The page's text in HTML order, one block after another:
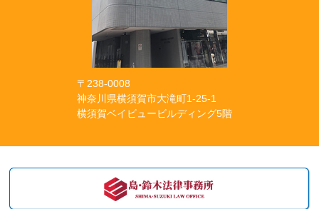
〒238-0008
神奈川県横須賀市大滝町1-25-1
横須賀ベイビュービルディング5階